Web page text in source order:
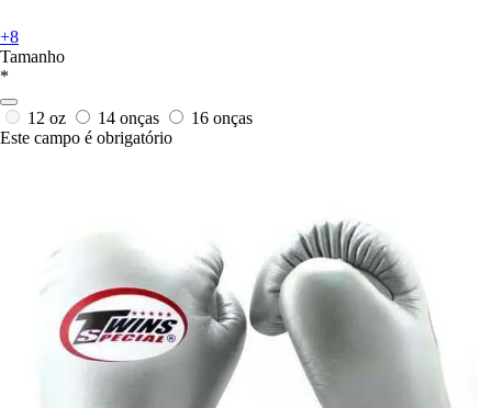
+8
Tamanho
*
12 oz 14 onças
16 onças
Este campo é obrigatório